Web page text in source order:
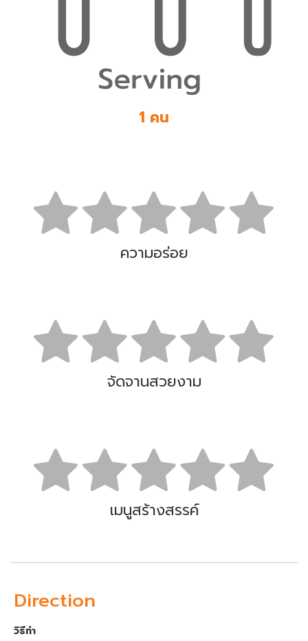
1 คน
ความอร่อย
จัดจานสวยงาม
เมนูสร้างสรรค์
Direction
วิธีทำ